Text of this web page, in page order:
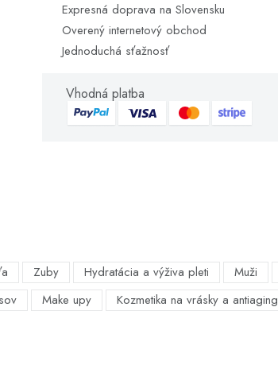
Expresná doprava na Slovensku
Overený internetový obchod
Jednoduchá sťažnosť
Vhodná platba
Zuby Hydratácia a výživa pleti Muži
Make upy Kozmetika na vrásky a antiaging